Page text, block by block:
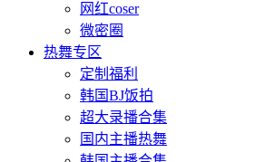
网红coser
微密圈
热舞专区
定制福利
韩国BJ饭拍
超大录播合集
国内主播热舞